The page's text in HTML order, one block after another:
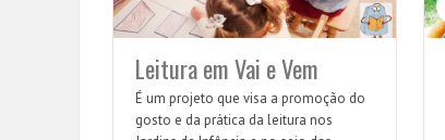
Leitura em Vai e Vem
É um projeto que visa a promoção do
gosto e da prática da leitura nos